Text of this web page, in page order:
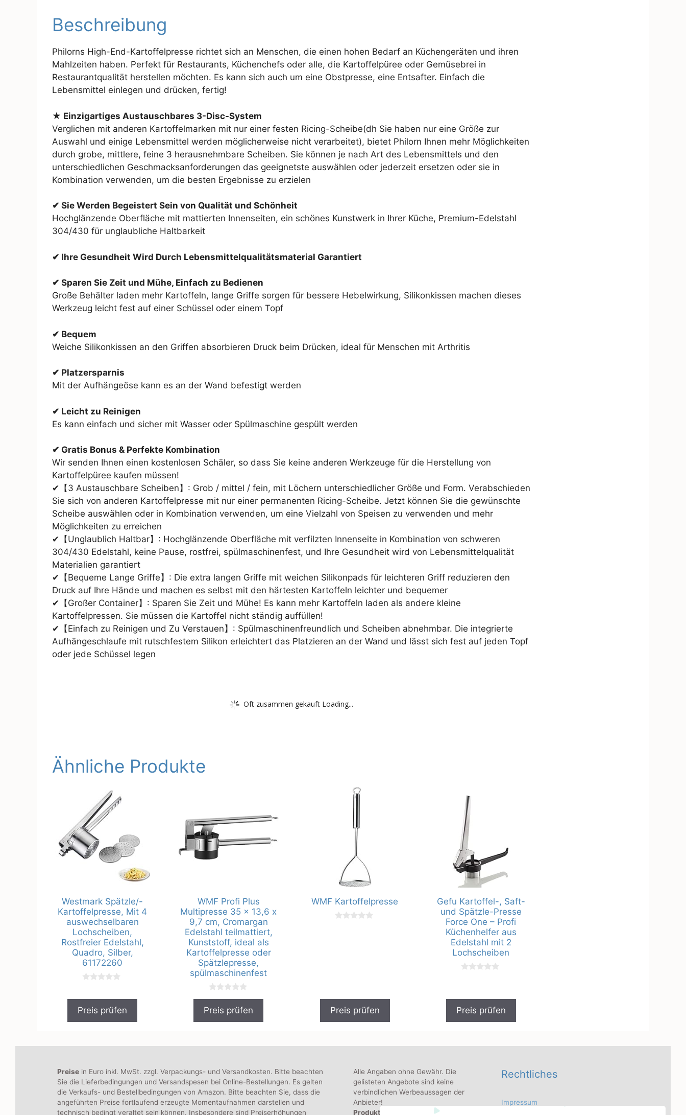
Beschreibung
Philorns High-End-Kartoffelpresse richtet sich an Menschen, die einen hohen Bedarf an Küchengeräten und ihren
Mahlzeiten haben. Perfekt für Restaurants, Küchenchefs oder alle, die Kartoffelpüree oder Gemüsebrei in
Restaurantqualität herstellen möchten. Es kann sich auch um eine Obstpresse, eine Entsafter. Einfach die
Lebensmittel einlegen und drücken, fertig!
★ Einzigartiges Austauschbares 3-Disc-System
Verglichen mit anderen Kartoffelmarken mit nur einer festen Ricing-Scheibe(dh Sie haben nur eine Größe zur
Auswahl und einige Lebensmittel werden möglicherweise nicht verarbeitet), bietet Philorn Ihnen mehr Möglichkeiten
durch grobe, mittlere, feine 3 herausnehmbare Scheiben. Sie können je nach Art des Lebensmittels und den
unterschiedlichen Geschmacksanforderungen das geeignetste auswählen oder jederzeit ersetzen oder sie in
Kombination verwenden, um die besten Ergebnisse zu erzielen
✔ Sie Werden Begeistert Sein von Qualität und Schönheit
Hochglänzende Oberfläche mit mattierten Innenseiten, ein schönes Kunstwerk in Ihrer Küche, Premium-Edelstahl
304/430 für unglaubliche Haltbarkeit
✔ Ihre Gesundheit Wird Durch Lebensmittelqualitätsmaterial Garantiert
✔ Sparen Sie Zeit und Mühe, Einfach zu Bedienen
Große Behälter laden mehr Kartoffeln, lange Griffe sorgen für bessere Hebelwirkung, Silikonkissen machen dieses
Werkzeug leicht fest auf einer Schüssel oder einem Topf
✔ Bequem
Weiche Silikonkissen an den Griffen absorbieren Druck beim Drücken, ideal für Menschen mit Arthritis
✔ Platzersparnis
Mit der Aufhängeöse kann es an der Wand befestigt werden
✔ Leicht zu Reinigen
Es kann einfach und sicher mit Wasser oder Spülmaschine gespült werden
✔ Gratis Bonus & Perfekte Kombination
Wir senden Ihnen einen kostenlosen Schäler, so dass Sie keine anderen Werkzeuge für die Herstellung von
Kartoffelpüree kaufen müssen!
✔【3 Austauschbare Scheiben】: Grob / mittel / fein, mit Löchern unterschiedlicher Größe und Form. Verabschieden
Sie sich von anderen Kartoffelpresse mit nur einer permanenten Ricing-Scheibe. Jetzt können Sie die gewünschte
Scheibe auswählen oder in Kombination verwenden, um eine Vielzahl von Speisen zu verwenden und mehr
Möglichkeiten zu erreichen
✔【Unglaublich Haltbar】: Hochglänzende Oberfläche mit verfilzten Innenseite in Kombination von schweren
304/430 Edelstahl, keine Pause, rostfrei, spülmaschinenfest, und Ihre Gesundheit wird von Lebensmittelqualität
Materialien garantiert
✔【Bequeme Lange Griffe】: Die extra langen Griffe mit weichen Silikonpads für leichteren Griff reduzieren den
Druck auf Ihre Hände und machen es selbst mit den härtesten Kartoffeln leichter und bequemer
✔【Großer Container】: Sparen Sie Zeit und Mühe! Es kann mehr Kartoffeln laden als andere kleine
Kartoffelpressen. Sie müssen die Kartoffel nicht ständig auffüllen!
✔【Einfach zu Reinigen und Zu Verstauen】: Spülmaschinenfreundlich und Scheiben abnehmbar. Die integrierte
Aufhängeschlaufe mit rutschfestem Silikon erleichtert das Platzieren an der Wand und lässt sich fest auf jeden Topf
oder jede Schüssel legen
Oft zusammen gekauft Loading...
Ähnliche Produkte
Westmark Spätzle/-
Kartoffelpresse, Mit 4
auswechselbaren
Lochscheiben,
Rostfreier Edelstahl,
Quadro, Silber,
61172260
o
n
5
Preis prüfen
WMF Profi Plus
Multipresse 35 x 13,6 x
9,7 cm, Cromargan
Edelstahl teilmattiert,
Kunststoff, ideal als
Kartoffelpresse oder
Spätzlepresse,
spülmaschinenfest
0
o
Preis prüfen
WMF Kartoffelpresse
Preis prüfen
Gefu Kartoffel-, Saft-
und Spätzle-Presse
Force One – Profi
Küchenhelfer aus
Edelstahl mit 2
Lochscheiben
n
Preis prüfen
Preise in Euro inkl. MwSt. zzgl. Verpackungs- und Versandkosten. Bitte beachten
Sie die Lieferbedingungen und Versandspesen bei Online-Bestellungen. Es gelten
die Verkaufs- und Bestellbedingungen von Amazon. Bitte beachten Sie, dass die
angeführten Preise fortlaufend erzeugte Momentaufnahmen darstellen und
technisch bedingt veraltet sein können. Insbesondere sind Preiserhöhungen
Alle Angaben ohne Gewähr. Die
gelisteten Angebote sind keine
verbindlichen Werbeaussagen der
Anbieter!
Produktbilder:
Die angezeigten Bilder
Rechtliches
Impressum